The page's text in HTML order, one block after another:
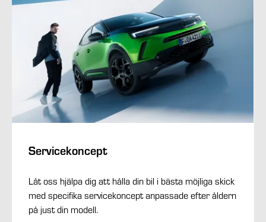
Servicekoncept
Låt oss hjälpa dig att hålla din bil i bästa möjliga skick
med specifika servicekoncept anpassade efter åldern
på just din modell.